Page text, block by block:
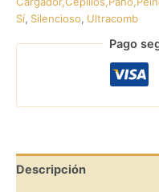
Sí, Silencioso, Ultracomb
Pago
Descripción